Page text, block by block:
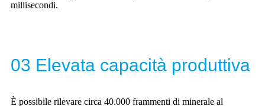
millisecondi.
03 Elevata capacità produttiva
È possibile rilevare circa 40.000 frammenti di minerale al